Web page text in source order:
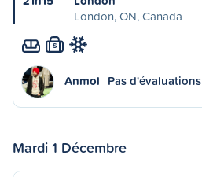
London, ON, Canada
S
Anmol Pas d'évaluations
Mardi 1 Décembre